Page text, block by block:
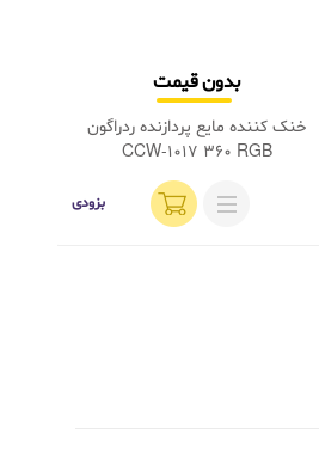
بدون قیمت
خنک کننده مایع پردازنده ردراگون
CCW-1017 360 RGB
بزودی